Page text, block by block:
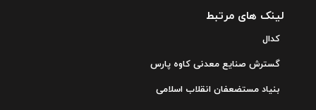
لینک های مرتبط
کدال
گسترش صنایع معدنی کاوه پارس
بنیاد مستضعفان انقلاب اسلامی